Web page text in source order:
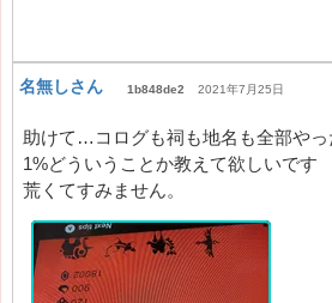
名無しさん 1b848de2 2021年7月25日
助けて…コログも祠も地名も全部や
1%どういうことか教えて欲しいで
荒くてすみません。